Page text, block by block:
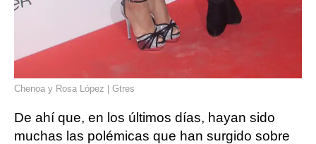
Chenoa y Rosa López | Gtres
De ahí que, en los últimos días, hayan sido
muchas las polémicas que han surgido sobre